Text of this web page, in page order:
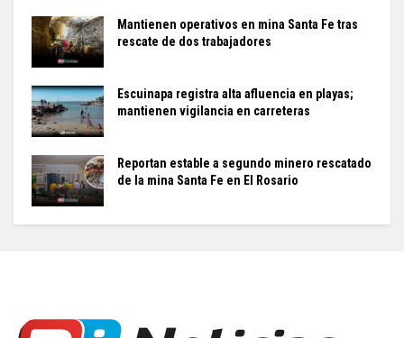
Mantienen operativos en mina Santa Fe tras
rescate de dos trabajadores
Escuinapa registra alta afluencia en playas;
mantienen vigilancia en carreteras
Reportan estable a segundo minero rescatado
de la mina Santa Fe en El Rosario